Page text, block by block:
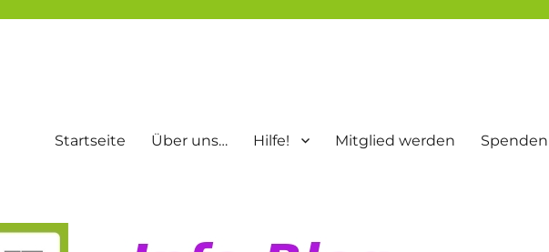
Startseite Über uns… Hilfe! Mitglied werden Spenden